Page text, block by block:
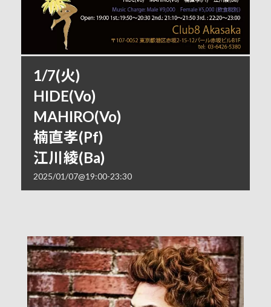
1/7(火)
HIDE(Vo)
MAHIRO(Vo)
楠直孝(Pf)
江川綾(Ba)
2025/01/07@19:00-23:30